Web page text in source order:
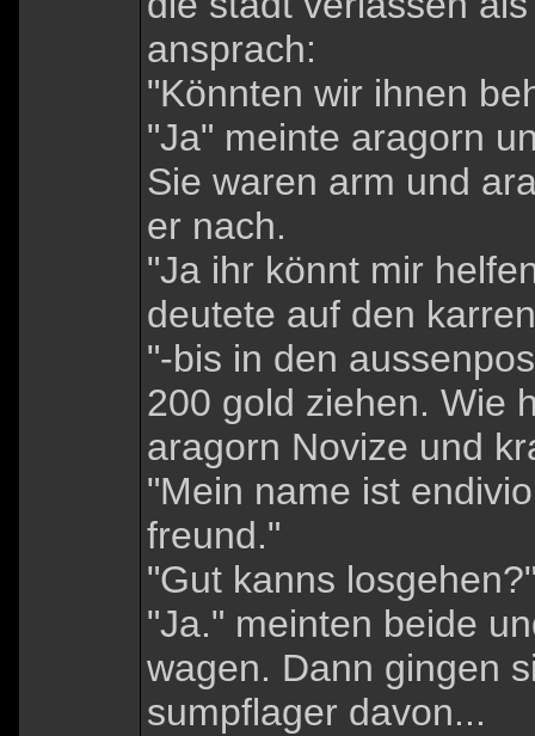
ansprach:
"Könnten wir ihnen
"Ja" meinte aragorn
Sie waren arm und
er nach.
"Ja ihr könnt mir
deutete auf den karren
"-bis in den
200 gold ziehen. Wie
aragorn Novize und
"Mein name ist
freund."
"Gut kanns
"Ja." meinten beide
wagen. Dann gingen
sumpflager davon...